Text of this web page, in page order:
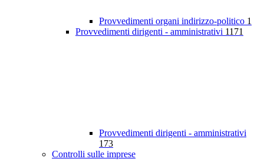
Provvedimenti organi indirizzo-politico 1
Provvedimenti dirigenti - amministrativi 1171
Provvedimenti dirigenti - amministrativi
173
Controlli sulle imprese